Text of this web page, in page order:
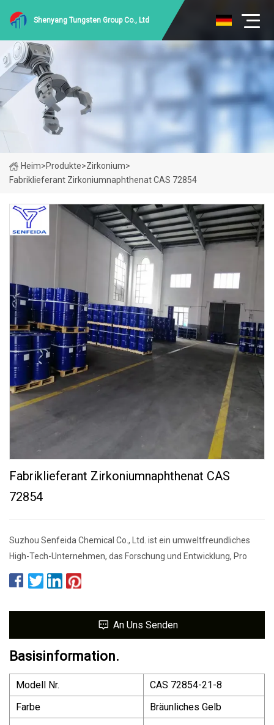
Shenyang Tungsten Group Co., Ltd
Heim>Produkte>Zirkonium>
Fabriklieferant Zirkoniumnaphthenat CAS 72854
Fabriklieferant Zirkoniumnaphthenat CAS
72854
Suzhou Senfeida Chemical Co., Ltd. ist ein umweltfreundliches
High-Tech-Unternehmen, das Forschung und Entwicklung, Pro
An Uns Senden
Basisinformation.
Modell Nr.
CAS 72854-21-8
Farbe
Bräunliches Gelb